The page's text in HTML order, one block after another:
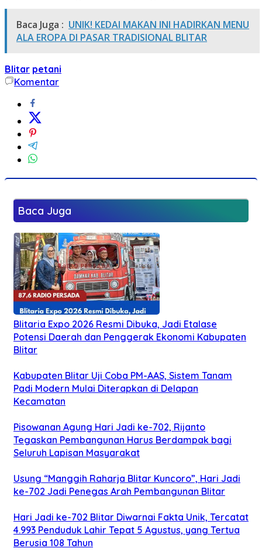
Baca Juga : UNIK! KEDAI MAKAN INI HADIRKAN MENU
ALA EROPA DI PASAR TRADISIONAL BLITAR
Blitar petani
Komentar
Baca Juga
Blitaria Expo 2026 Resmi Dibuka, Jadi Etalase
Potensi Daerah dan Penggerak Ekonomi Kabupaten
Blitar
Kabupaten Blitar Uji Coba PM-AAS, Sistem Tanam
Padi Modern Mulai Diterapkan di Delapan
Kecamatan
Pisowanan Agung Hari Jadi ke-702, Rijanto
Tegaskan Pembangunan Harus Berdampak bagi
Seluruh Lapisan Masyarakat
Usung “Manggih Raharja Blitar Kuncoro”, Hari Jadi
ke-702 Jadi Penegas Arah Pembangunan Blitar
Hari Jadi ke-702 Blitar Diwarnai Fakta Unik, Tercatat
4.993 Penduduk Lahir Tepat 5 Agustus, yang Tertua
Berusia 108 Tahun